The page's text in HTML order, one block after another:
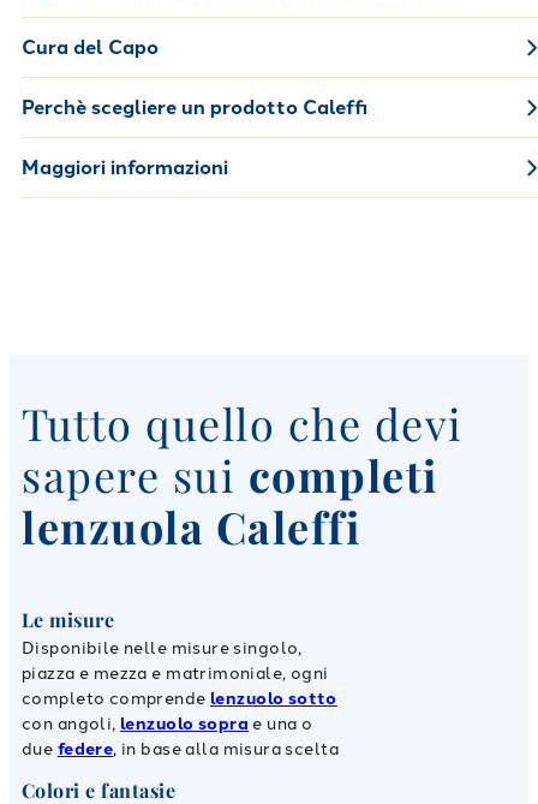
Cura del Capo
Perchè scegliere un prodotto Caleffi
Maggiori informazioni
Tutto quello che devi
sapere sui completi
lenzuola Caleffi
Le misure
Disponibile nelle misure singolo,
piazza e mezza e matrimoniale, ogni
completo comprende lenzuolo sotto
con angoli, lenzuolo sopra e una o
due federe, in base alla misura scelta
Colori e fantasie